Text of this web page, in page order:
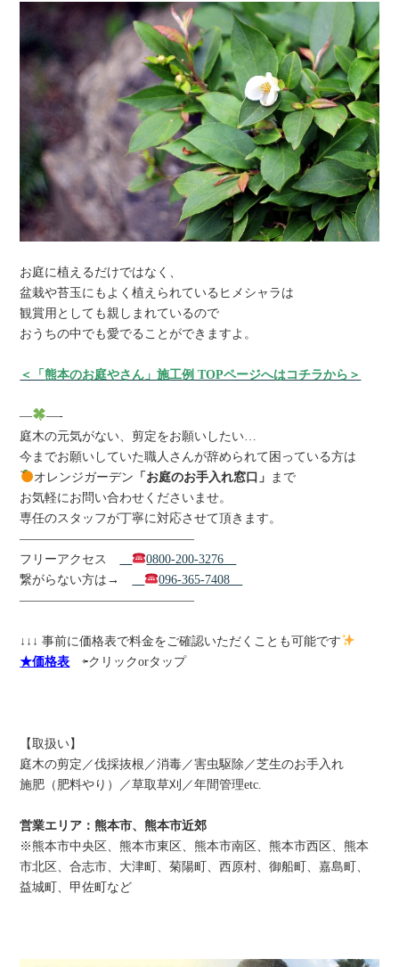
お庭に植えるだけではなく、
盆栽や苔玉にもよく植えられているヒメシャラは
観賞用としても親しまれているので
おうちの中でも愛でることができますよ。
＜「熊本のお庭やさん」施工例 TOPページへはコチラから＞
—
—-
庭木の元気がない、剪定をお願いしたい…
今までお願いしていた職人さんが辞められて困っている方は
オレンジガーデン 「お庭のお手入れ窓口」
まで
お気軽にお問い合わせくださいませ。
専任のスタッフが丁寧に対応させて頂きます。
——————————————
フリーアクセス
0800-200-3276
繋がらない方は→
096-365-7408
——————————————
↓↓↓ 事前に価格表で料金をご確認いただくことも可能です
★価格表 ⇦クリックorタップ
【取扱い】
庭木の剪定／伐採抜根／消毒／害虫駆除／芝生のお手入れ
施肥（肥料やり）／草取草刈／年間管理etc.
営業エリア：熊本市、熊本市近郊
※熊本市中央区、熊本市東区、熊本市南区、熊本市西区、熊本
市北区、合志市、大津町、菊陽町、西原村、御船町、嘉島町、
益城町、甲佐町など